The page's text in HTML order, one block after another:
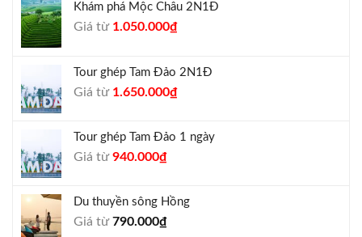
Khám phá Mộc Châu 2N1Đ
Giá từ Giá
1.300.000₫.
1.050.000₫Giá
là:
Tour ghép Tam Đảo 2N1Đ
Giá từ Giá
1.800.000₫.
1.650.000₫Giá
là:
Tour ghép Tam Đảo 1 ngày
Giá từGiá
1.000.000₫.
940.000₫Giá
là:
Du thuyền sông Hồng
Giá từ790.000₫